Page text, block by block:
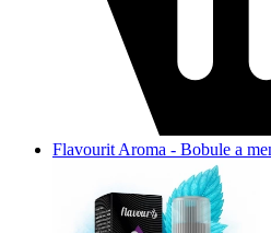
Flavourit Aroma - Bobule a